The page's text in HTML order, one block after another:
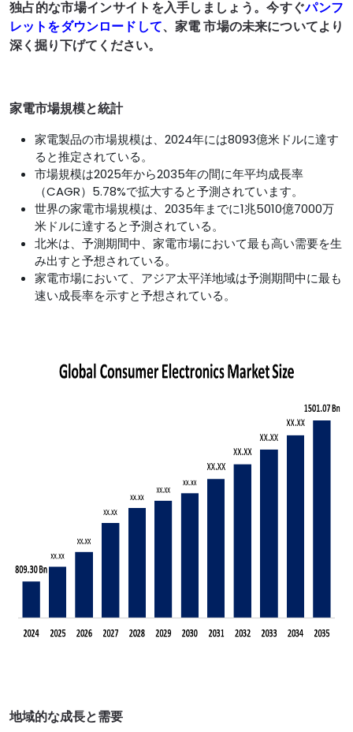
独占的な市場インサイトを入手しましょう。今すぐパンフ
レットをダウンロードして、家電 市場の未来についてより
深く掘り下げてください。
家電市場規模と統計
家電製品の市場規模は、2024年には8093億米ドルに達す
ると推定されている。
市場規模は2025年から2035年の間に年平均成長率
（CAGR）5.78%で拡大すると予測されています。
世界の家電市場規模は、2035年までに1兆5010億7000万
米ドルに達すると予測されている。
北米は、予測期間中、家電市場において最も高い需要を生
み出すと予想されている。
家電市場において、アジア太平洋地域は予測期間中に最も
速い成長率を示すと予想されている。
地域的な成長と需要